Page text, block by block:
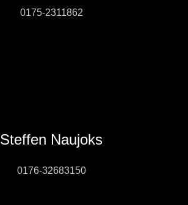
0175-2311862
Steffen Naujoks
0176-32683150